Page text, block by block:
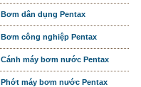
Bơm dân dụng Pentax
Bơm công nghiệp Pentax
Cánh máy bơm nước Pentax
Phớt máy bơm nước Pentax